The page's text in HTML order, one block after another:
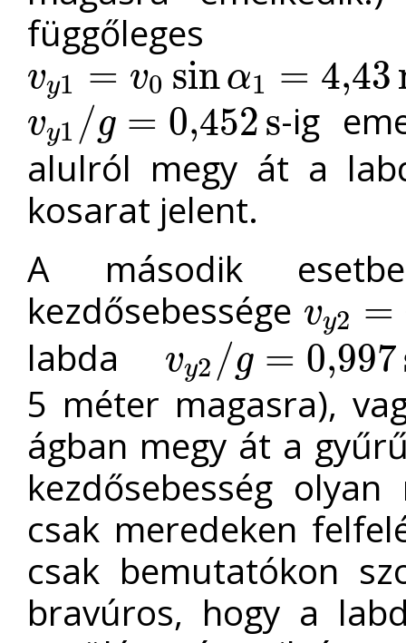
függőleges
vy1 = v0 sin α1 = 4,43
vy1=v sinα1 =4,43 m/s
vy1 /g = 0,452s
vy1/g 0,452 s
-ig
alulról megy át a
kosarat jelent.
A második
kezdősebessége vy2 =
vy2=v0 sinα2
labda vy2 /g = 0,997
vy2/g= 0,997 s
5 méter magasra),
ágban megy át a
kezdősebesség
csak meredeken
csak bemutatókon
bravúros, hogy a